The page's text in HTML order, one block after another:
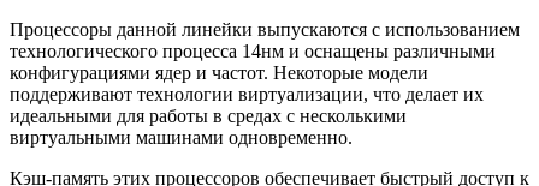
Процессоры данной линейки выпускаются с использованием
технологического процесса 14нм и оснащены различными
конфигурациями ядер и частот. Некоторые модели
поддерживают технологии виртуализации, что делает их
идеальными для работы в средах с несколькими
виртуальными машинами одновременно.
Кэш-память этих процессоров обеспечивает быстрый доступ к